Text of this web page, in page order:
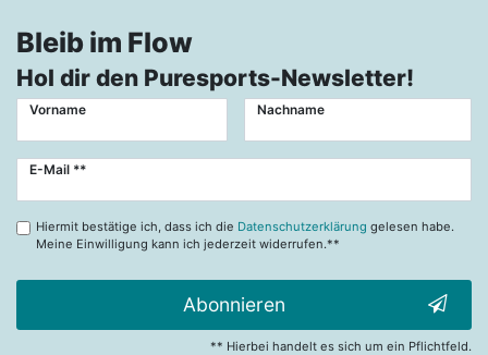
Bleib im Flow
Hol dir den Puresports-Newsletter!
Vorname Nachname
E-Mail **
Newsletter
Hiermit bestätige ich, dass ich die Datenschutzerklärung gelesen habe.
Meine Einwilligung kann ich jederzeit widerrufen.**
Abonnieren
** Hierbei handelt es sich um ein Pflichtfeld.